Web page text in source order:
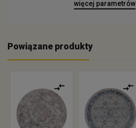
więcej parametrów
Powiązane produkty